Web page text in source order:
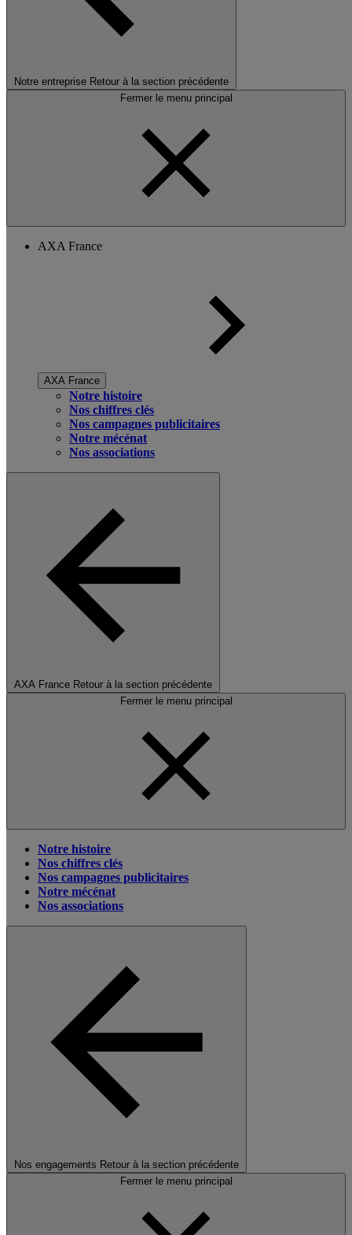
Notre entreprise Retour à la section précédente
Fermer le menu principal
AXA France
AXA France
Notre histoire
Nos chiffres clés
Nos campagnes publicitaires
Notre mécénat
Nos associations
AXA France Retour à la section précédente
Fermer le menu principal
Notre histoire
Nos chiffres clés
Nos campagnes publicitaires
Notre mécénat
Nos associations
Nos engagements Retour à la section précédente
Fermer le menu principal